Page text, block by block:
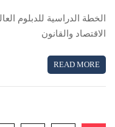
الخطة الدراسية للدبلوم
الاقتصاد والقانون
READ MORE